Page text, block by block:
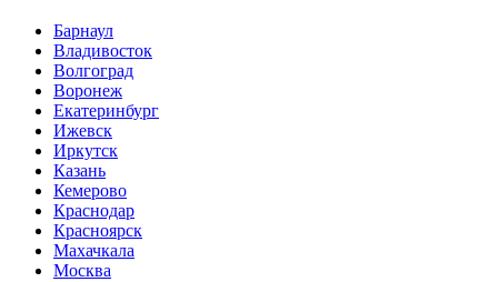
Барнаул
Владивосток
Волгоград
Воронеж
Екатеринбург
Ижевск
Иркутск
Казань
Кемерово
Краснодар
Красноярск
Махачкала
Москва